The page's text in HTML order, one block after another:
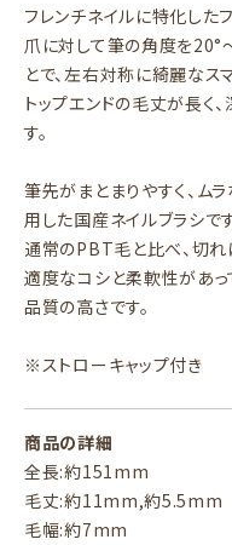
フレンチネイルに特化した
爪に対して筆の角度を20°
とで、左右対称に綺麗なス
トップエンドの毛丈が長く
す。
筆先がまとまりやすく、ム
用した国産ネイルブラシです
通常のPBT毛と比べ、切れ
適度なコシと柔軟性があ
品質の高さです。
※ストローキャップ付き
商品の詳細
全長:約151mm
毛丈:約11mm,約5.5mm
毛幅:約7mm